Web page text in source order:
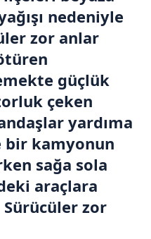
nedeniyle
zor anlar
güçlük
çeken
yardıma
bir kamyonun
sağa sola
araçlara
zor